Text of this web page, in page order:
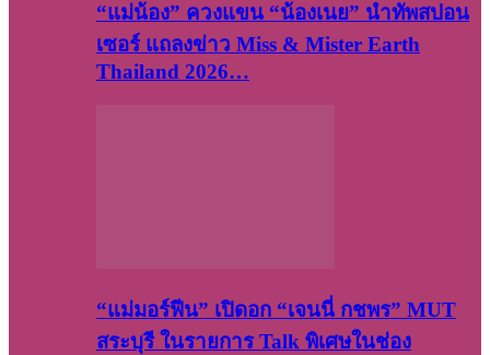
“แม่น้อง” ควงแขน “น้องเนย” นำทัพสปอน
เซอร์ แถลงข่าว Miss & Mister Earth
Thailand 2026…
“แม่มอร์ฟีน” เปิดอก “เจนนี่ กชพร” MUT
สระบุรี ในรายการ Talk พิเศษในช่อง